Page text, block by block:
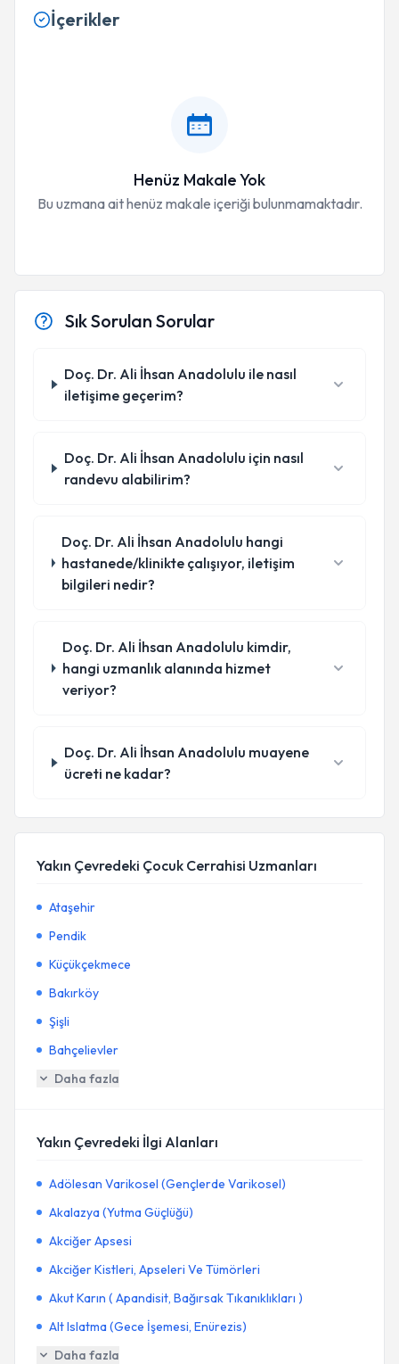
İçerikler
Henüz Makale Yok
Bu uzmana ait henüz makale içeriği bulunmamaktadır.
Sık Sorulan Sorular
Doç. Dr. Ali İhsan Anadolulu ile nasıl
iletişime geçerim?
Doç. Dr. Ali İhsan Anadolulu için nasıl
randevu alabilirim?
Doç. Dr. Ali İhsan Anadolulu hangi
hastanede/klinikte çalışıyor, iletişim
bilgileri nedir?
Doç. Dr. Ali İhsan Anadolulu kimdir,
hangi uzmanlık alanında hizmet
veriyor?
Doç. Dr. Ali İhsan Anadolulu muayene
ücreti ne kadar?
Yakın Çevredeki Çocuk Cerrahisi Uzmanları
Ataşehir
Pendik
Küçükçekmece
Bakırköy
Şişli
Bahçelievler
Daha fazla
Yakın Çevredeki İlgi Alanları
Adölesan Varikosel (Gençlerde Varikosel)
Akalazya (Yutma Güçlüğü)
Akciğer Apsesi
Akciğer Kistleri, Apseleri Ve Tümörleri
Akut Karın ( Apandisit, Bağırsak Tıkanıklıkları )
Alt Islatma (Gece İşemesi, Enürezis)
Daha fazla